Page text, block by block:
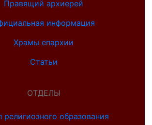
Правящий архиерей
информация
Храмы епархии
Статьи
ОТДЕЛЫ
религиозного образования